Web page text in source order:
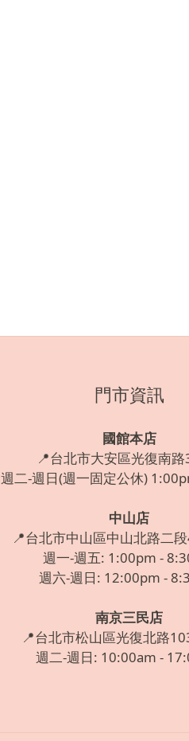
門市資訊
國館本店
📍台北市大安區光復南
週二-週日(週一固定公休)
中山店
📍台北市中山區中山北路二
週一-週五: 1:00pm -
週六-週日: 12:00pm -
南京三民店
📍台北市松山區光復北路
週二-週日: 10:00am -